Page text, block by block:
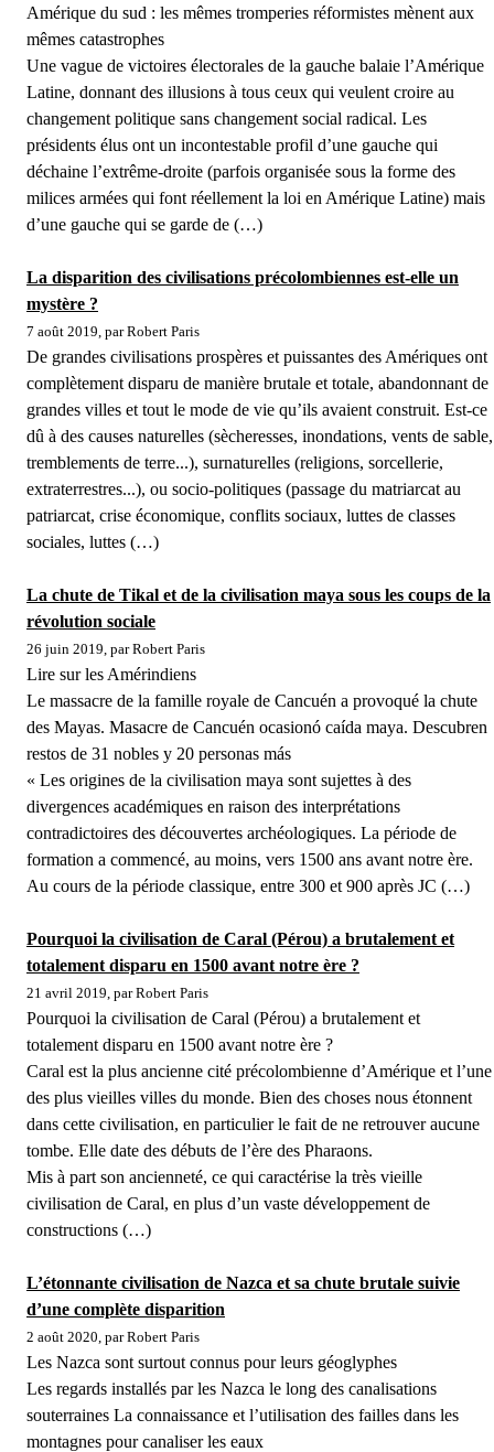
Amérique du sud : les mêmes tromperies réformistes mènent aux
mêmes catastrophes
Une vague de victoires électorales de la gauche balaie l’Amérique
Latine, donnant des illusions à tous ceux qui veulent croire au
changement politique sans changement social radical. Les
présidents élus ont un incontestable profil d’une gauche qui
déchaine l’extrême-droite (parfois organisée sous la forme des
milices armées qui font réellement la loi en Amérique Latine) mais
d’une gauche qui se garde de (…)
La disparition des civilisations précolombiennes est-elle un
mystère ?
7 août 2019, par Robert Paris
De grandes civilisations prospères et puissantes des Amériques ont
complètement disparu de manière brutale et totale, abandonnant de
grandes villes et tout le mode de vie qu’ils avaient construit. Est-ce
dû à des causes naturelles (sècheresses, inondations, vents de sable,
tremblements de terre...), surnaturelles (religions, sorcellerie,
extraterrestres...), ou socio-politiques (passage du matriarcat au
patriarcat, crise économique, conflits sociaux, luttes de classes
sociales, luttes (…)
La chute de Tikal et de la civilisation maya sous les coups de la
révolution sociale
26 juin 2019, par Robert Paris
Lire sur les Amérindiens
Le massacre de la famille royale de Cancuén a provoqué la chute
des Mayas. Masacre de Cancuén ocasionó caída maya. Descubren
restos de 31 nobles y 20 personas más
« Les origines de la civilisation maya sont sujettes à des
divergences académiques en raison des interprétations
contradictoires des découvertes archéologiques. La période de
formation a commencé, au moins, vers 1500 ans avant notre ère.
Au cours de la période classique, entre 300 et 900 après JC (…)
Pourquoi la civilisation de Caral (Pérou) a brutalement et
totalement disparu en 1500 avant notre ère ?
21 avril 2019, par Robert Paris
Pourquoi la civilisation de Caral (Pérou) a brutalement et
totalement disparu en 1500 avant notre ère ?
Caral est la plus ancienne cité précolombienne d’Amérique et l’une
des plus vieilles villes du monde. Bien des choses nous étonnent
dans cette civilisation, en particulier le fait de ne retrouver aucune
tombe. Elle date des débuts de l’ère des Pharaons.
Mis à part son ancienneté, ce qui caractérise la très vieille
civilisation de Caral, en plus d’un vaste développement de
constructions (…)
L’étonnante civilisation de Nazca et sa chute brutale suivie
d’une complète disparition
2 août 2020, par Robert Paris
Les Nazca sont surtout connus pour leurs géoglyphes
Les regards installés par les Nazca le long des canalisations
souterraines La connaissance et l’utilisation des failles dans les
montagnes pour canaliser les eaux